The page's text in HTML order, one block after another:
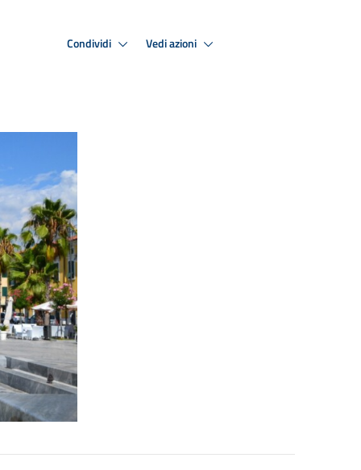
Condividi Vedi azioni